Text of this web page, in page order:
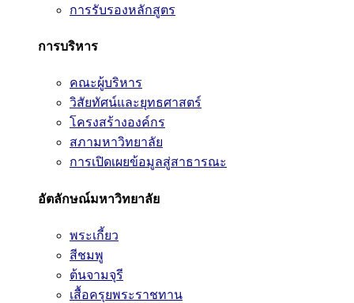
การรับรองหลักสูตร
การบริหาร
คณะผู้บริหาร
วิสัยทัศน์และยุทธศาสตร์
โครงสร้างองค์กร
สภามหาวิทยาลัย
การเปิดเผยข้อมูลสู่สาธารณะ
อัตลักษณ์มหาวิทยาลัย
พระเกี้ยว
สีชมพู
ต้นจามจุรี
เสื้อครุยพระราชทาน